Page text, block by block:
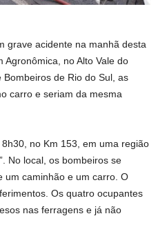
grave acidente na manhã desta
no Alto Vale do
de Rio do Sul, as
carro e seriam da mesma
no Km 153, em uma região
No local, os bombeiros se
um caminhão e um carro. O
Os quatro ocupantes
nas ferragens e já não